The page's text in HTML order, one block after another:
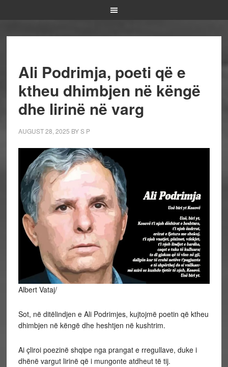
Ali Podrimja, poeti që e
ktheu dhimbjen në këngë
dhe lirinë në varg
AUGUST 28, 2025 BYS P
Albert Vataj/
Sot, në ditëlindjen e Ali Podrimjes, kujtojmë poetin që ktheu
dhimbjen në këngë dhe heshtjen në kushtrim.
Ai çliroi poezinë shqipe nga prangat e rregullave, duke i
dhënë vargut lirinë që i mungonte atdheut të tij.